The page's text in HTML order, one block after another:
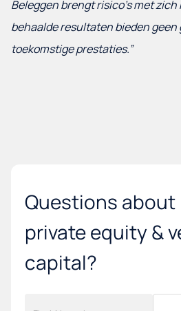
Beleggen brengt risico’s met
behaalde resultaten bieden geen
toekomstige prestaties.”
Questions about
private equity &
capital?